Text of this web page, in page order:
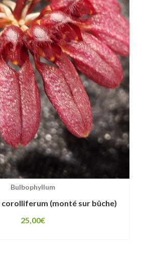
Bulbophyllum
(monté sur bûche)
25,00€